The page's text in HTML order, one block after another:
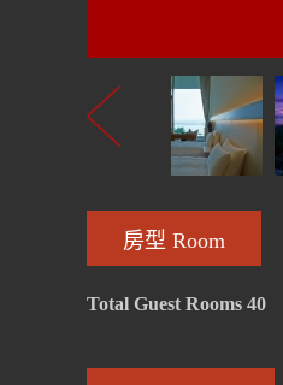
房型 Room
Total Guest Rooms